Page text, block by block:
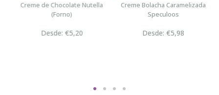
Creme de Chocolate Nutella
(Forno)
Desde: €5,20
Creme Bolacha Caramelizada
Speculoos
Desde: €5,98